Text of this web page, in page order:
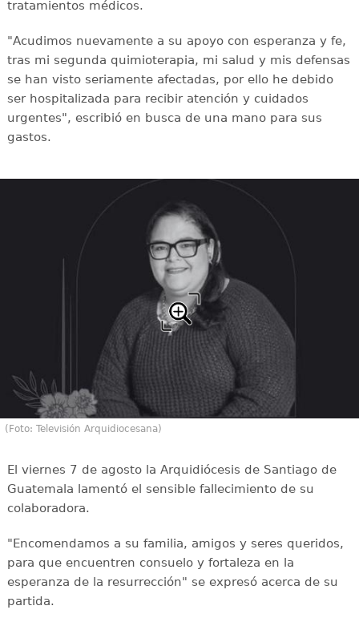
tratamientos médicos.
"Acudimos nuevamente a su apoyo con esperanza y fe,
tras mi segunda quimioterapia, mi salud y mis defensas
se han visto seriamente afectadas, por ello he debido
ser hospitalizada para recibir atención y cuidados
urgentes", escribió en busca de una mano para sus
gastos.
(Foto: Televisión Arquidiocesana)
El viernes 7 de agosto la Arquidiócesis de Santiago de
Guatemala lamentó el sensible fallecimiento de su
colaboradora.
"Encomendamos a su familia, amigos y seres queridos,
para que encuentren consuelo y fortaleza en la
esperanza de la resurrección" se expresó acerca de su
partida.